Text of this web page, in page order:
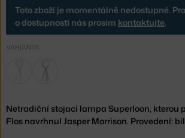
Toto zboží je momentálně nedostupné.
o dostupnosti nás prosím kontaktujte.
VARIANTA
Netradiční stojací lampa Superloon, kterou
Flos navrhnul Jasper Morrison. Provedení: